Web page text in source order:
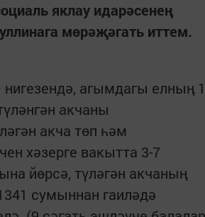
яклау идарәсенең
мөрәҗәгать иттем.
агымдагы елның 1
акчаны
акча төп һәм
хәзерге вакытта 3-7
йөрсә, түләгән акчаның
сумыннан гаиләдә